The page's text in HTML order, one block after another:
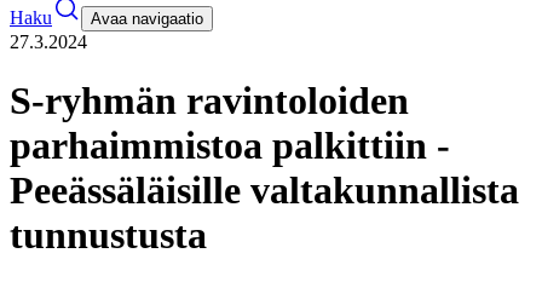
Haku
Avaa navigaatio
27.3.2024
S-ryhmän ravintoloiden
parhaimmistoa palkittiin -
Peeässäläisille valtakunnallista
tunnustusta